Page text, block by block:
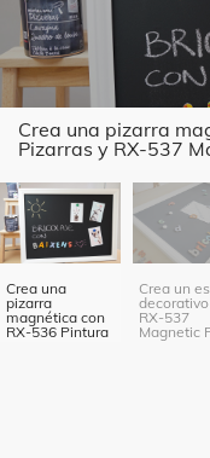
Crea una pizarra
Pizarras y RX-537
Crea una
pizarra
magnética con
RX-536 Pintura
Crea un
RX-537
Magnetic